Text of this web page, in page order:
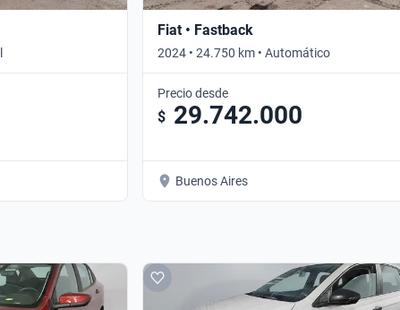
Fiat • Fastback
2024 • 24.750 km • Automático
Precio desde
$ 29.742.000
Buenos Aires